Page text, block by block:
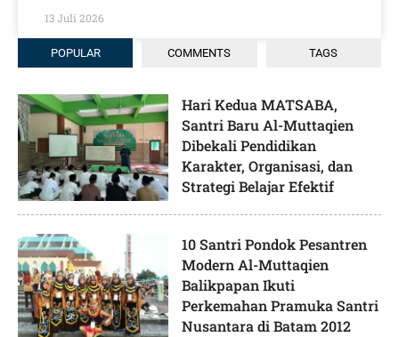
13 Juli 2026
POPULAR COMMENTS TAGS
Hari Kedua MATSABA,
Santri Baru Al-Muttaqien
Dibekali Pendidikan
Karakter, Organisasi, dan
Strategi Belajar Efektif
10 Santri Pondok Pesantren
Modern Al-Muttaqien
Balikpapan Ikuti
Perkemahan Pramuka Santri
Nusantara di Batam 2012